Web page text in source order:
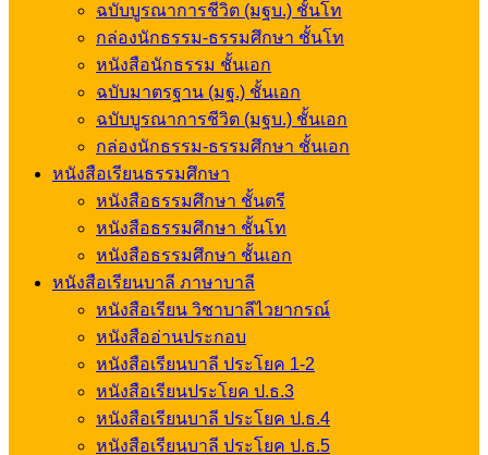
ฉบับบูรณาการชีวิต (มฐบ.) ชั้นโท
กล่องนักธรรม-ธรรมศึกษา ชั้นโท
หนังสือนักธรรม ชั้นเอก
ฉบับมาตรฐาน (มฐ.) ชั้นเอก
ฉบับบูรณาการชีวิต (มฐบ.) ชั้นเอก
กล่องนักธรรม-ธรรมศึกษา ชั้นเอก
หนังสือเรียนธรรมศึกษา
หนังสือธรรมศึกษา ชั้นตรี
หนังสือธรรมศึกษา ชั้นโท
หนังสือธรรมศึกษา ชั้นเอก
หนังสือเรียนบาลี ภาษาบาลี
หนังสือเรียน วิชาบาลีไวยากรณ์
หนังสืออ่านประกอบ
หนังสือเรียนบาลี ประโยค 1-2
หนังสือเรียนประโยค ป.ธ.3
หนังสือเรียนบาลี ประโยค ป.ธ.4
หนังสือเรียนบาลี ประโยค ป.ธ.5